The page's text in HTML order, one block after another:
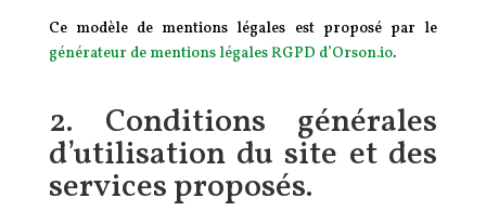
Ce modèle de mentions légales est proposé par le
générateur de mentions légales RGPD d’Orson.io.
2. Conditions générales
d’utilisation du site et des
services proposés.